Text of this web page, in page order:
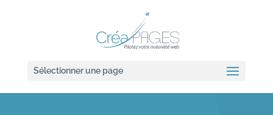
Sélectionner une page